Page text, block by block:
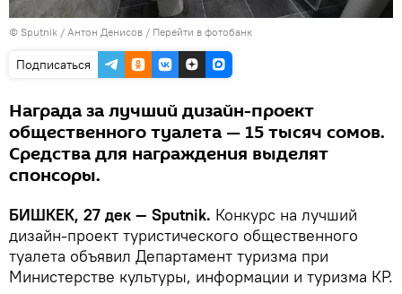
© Sputnik / Антон Денисов / Перейти в фотобанк
Подписаться
Награда за лучший дизайн-проект
общественного туалета — 15 тысяч сомов.
Средства для награждения выделят
спонсоры.
БИШКЕК, 27 дек — Sputnik. Конкурс на лучший
дизайн-проект туристического общественного
туалета объявил Департамент туризма при
Министерстве культуры, информации и туризма КР.